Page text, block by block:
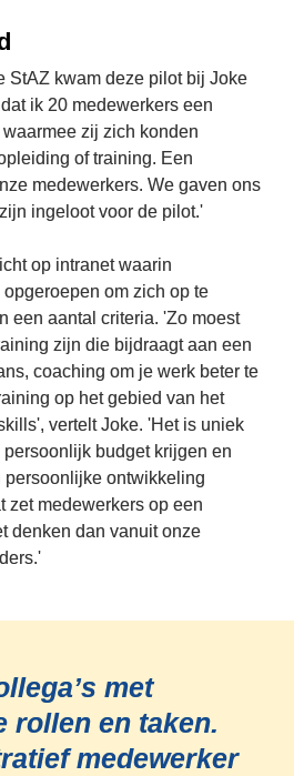
StAZ kwam deze pilot bij Joke
ik 20 medewerkers een
zij zich konden
of training. Een
medewerkers. We gaven ons
ingeloot voor de pilot.'
op intranet waarin
om zich op te
een aantal criteria. 'Zo moest
zijn die bijdraagt aan een
coaching om je werk beter te
op het gebied van het
vertelt Joke. 'Het is uniek
budget krijgen en
persoonlijke ontwikkeling
zet medewerkers op een
denken dan vanuit onze
met
rollen en taken.
medewerker